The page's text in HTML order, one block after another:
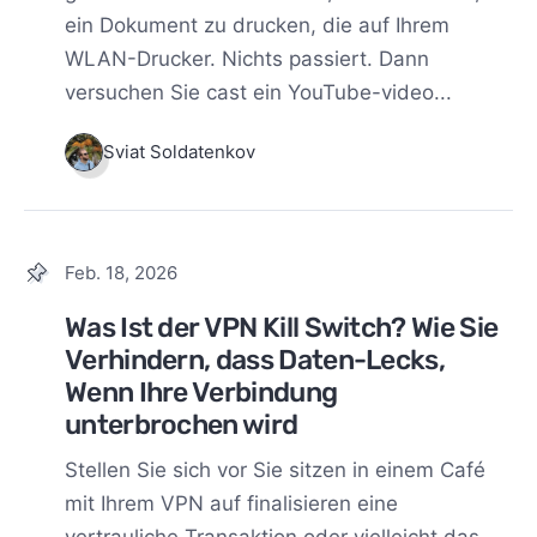
ein Dokument zu drucken, die auf Ihrem
WLAN-Drucker. Nichts passiert. Dann
versuchen Sie cast ein YouTube-video...
Sviat Soldatenkov
Feb. 18, 2026
Was Ist der VPN Kill Switch? Wie Sie
Verhindern, dass Daten-Lecks,
Wenn Ihre Verbindung
unterbrochen wird
Stellen Sie sich vor Sie sitzen in einem Café
mit Ihrem VPN auf finalisieren eine